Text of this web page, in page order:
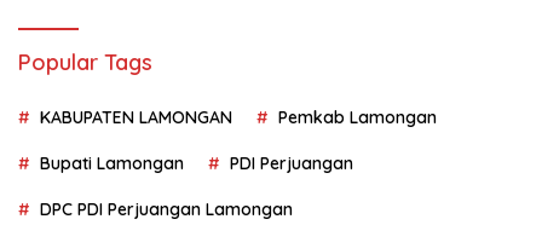
Popular Tags
KABUPATEN LAMONGAN Pemkab Lamongan
Bupati Lamongan PDI Perjuangan
DPC PDI Perjuangan Lamongan